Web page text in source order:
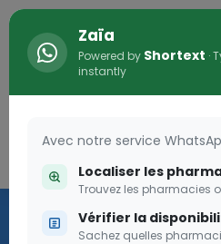
Vaccination
Zaïa
Powered by Shortext ·
instantly
Avec notre service
Localiser les
Trouvez les pharmacies
Vérifier la
Sachez quelles